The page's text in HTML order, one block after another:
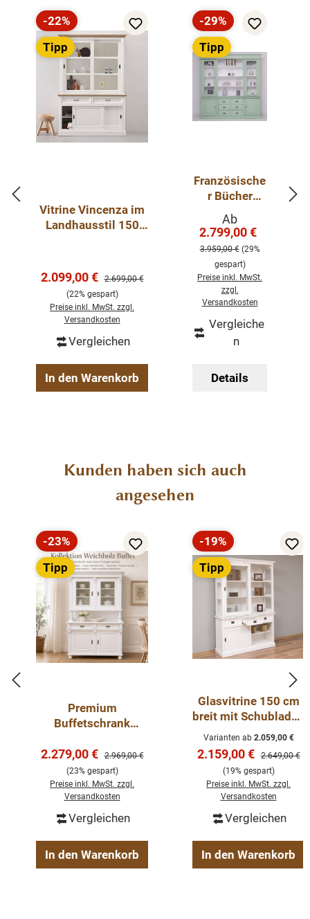
dieser Vitrine, welche nicht nur über zwei
geschlossene Schiebetüren und drei Schubladen
verfügt, sondern auch hinter den zwei Glas
Schiebetüren im oberen Teil Platz für Dekoration
bietet. Diese Vitrine im Landhausstil ist ein
hochwertiges, zeitloses Möbelstück, welches
überall in Ihrem Haus einen prägenden Eindruck
hinterlässt und eine gute Figur macht. Entdecken
elegante Weise Funktionalität und Ästhetik.
Der Artikel wird in zwei Kartons geliefert. Der ober
und untere Teil muss nur noch auf einander
Abmessungen: H: 215 cm, B: 150 cm, T: 48 cm
Landhaus-Stil
weiß lackiert
Schiebetüren
Rabatt
-22%
Tipp
Vitrine Vincenza im
Landhausstil 150
Verkaufspreis:
2.099,00 € Regulärer Preis:
2.699,00 €
(22% gespart)
Preise inkl. MwSt. zzgl.
Versandkosten
Vergleichen
In den Warenkorb
Rabatt
-29%
Tipp
Französische
r Bücher
Schrank -
Landhaus
Schrank
mintgrün
Verkaufspreis:
Ab
2.799,00 €
3.959,00 € (29%
gespart)
Preise inkl. MwSt.
zzgl.
Versandkosten
Vergleiche
n
Details
Produktgalerie überspringen
Kunden haben sich auch
angesehen
Rabatt
-23%
Tipp
Premium
Buffetschrank
Landhausstil, Weiß,
2-teilig, Handarbeit
Verkaufspreis:
2.279,00 € Regulärer Preis:
2.969,00 €
(23% gespart)
Preise inkl. MwSt. zzgl.
Versandkosten
Vergleichen
In den Warenkorb
Rabatt
-19%
Tipp
Glasvitrine 150 cm
breit mit Schubladen
und Schiebetüren -
Landhaus Vitrine
Varianten ab2.059,00 €
Verkaufspreis:
2.159,00 € Regulärer
2.649,00 €
(19% gespart)
Preise inkl. MwSt. zzgl.
Versandkosten
Vergleichen
In den Warenkorb